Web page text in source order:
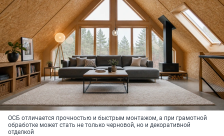
ОСБ отличается прочностью и быстрым монтажом, а при грамотной
обработке может стать не только черновой, но и декоративной
отделкой